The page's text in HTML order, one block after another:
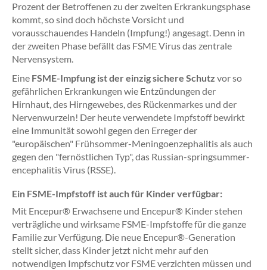
Prozent der Betroffenen zu der zweiten Erkrankungsphase
kommt, so sind doch höchste Vorsicht und
vorausschauendes Handeln (Impfung!) angesagt. Denn in
der zweiten Phase befällt das FSME Virus das zentrale
Nervensystem.
Eine FSME-Impfung ist der einzig sichere Schutz vor so
gefährlichen Erkrankungen wie Entzündungen der
Hirnhaut, des Hirngewebes, des Rückenmarkes und der
Nervenwurzeln! Der heute verwendete Impfstoff bewirkt
eine Immunität sowohl gegen den Erreger der
"europäischen" Frühsommer-Meningoenzephalitis als auch
gegen den "fernöstlichen Typ", das Russian-springsummer-
encephalitis Virus (RSSE).
Ein FSME-Impfstoff ist auch für Kinder verfügbar:
Mit Encepur® Erwachsene und Encepur® Kinder stehen
verträgliche und wirksame FSME-Impfstoffe für die ganze
Familie zur Verfügung. Die neue Encepur®-Generation
stellt sicher, dass Kinder jetzt nicht mehr auf den
notwendigen Impfschutz vor FSME verzichten müssen und